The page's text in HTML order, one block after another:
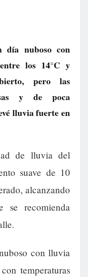
día nuboso con
los 14°C y
pero las
y de poca
lluvia fuerte en
de lluvia del
suave de 10
alcanzando
recomienda
con lluvia
temperaturas